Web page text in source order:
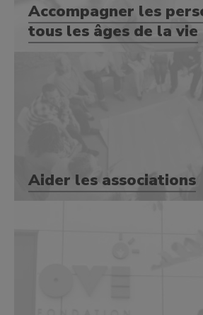
Accompagner les
tous les âges de la vie
Aider les associations